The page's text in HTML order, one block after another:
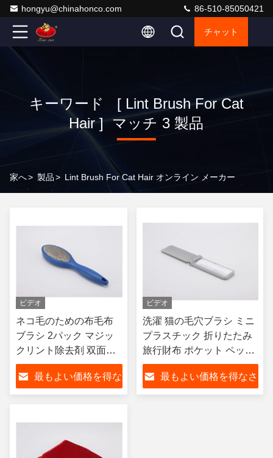
hongyu@chinahonco.com 86-510-85050421
チャット
キーワード [ Lint Brush For Cat
Hair ] マッチ 3 製品
家へ> 製品> Lint Brush For Cat Hair オンライン メーカー
ビデオ
ネコ毛のための布毛布
ブラシ 2パック マジッ
クリント除去剤 双面カ
ーペット 乾燥クリーニ
ング衣料品
最もよい価格を得な
ビデオ
洗濯 猫の毛穴ブラシ ミニ
プラスチック 折りたたみ
旅行財布 ポケット ペット
ヘア リモバー 布 折りたた
み 乾燥 小
最もよい価格を得なさ